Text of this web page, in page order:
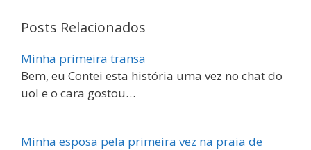
Posts Relacionados
Minha primeira transa
Bem, eu Contei esta história uma vez no chat do
uol e o cara gostou…
Minha esposa pela primeira vez na praia de